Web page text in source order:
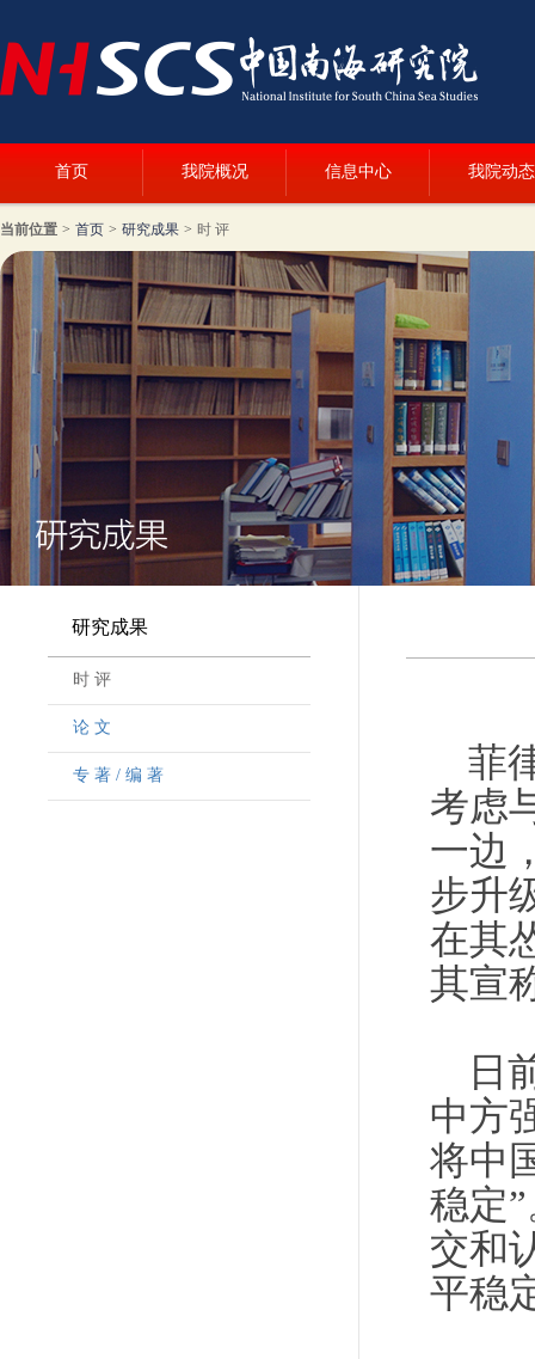
首页 我院概况 信息中心 我院动态
当前位置 > 首页 > 研究成果 > 时 评
研究成果
时 评
论 文
专 著 / 编 著
菲
考虑
一边
步升
在其
其宣
日
中方
将中
稳定
交和
平稳